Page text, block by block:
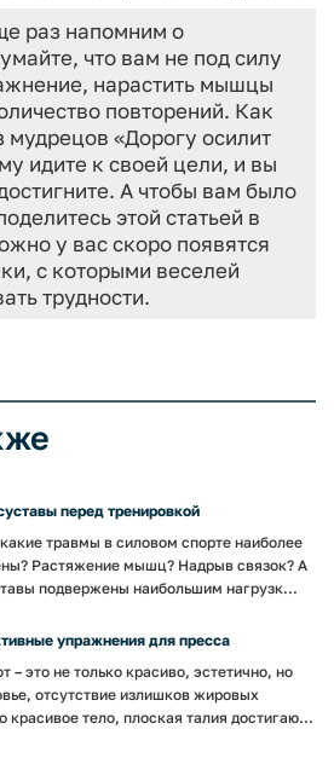
раз напомним о
что вам не под силу
нарастить мышцы
повторений. Как
мудрецов «Дорогу осилит
идите к своей цели, и вы
А чтобы вам было
этой статьей в
у вас скоро появятся
с которыми веселей
трудности.
перед тренировкой
травмы в силовом спорте наиболее
Растяжение мышц? Надрыв связок? А
подвержены наибольшим нагрузк...
упражнения для пресса
– это не только красиво, эстетично, но
отсутствие излишков жировых
красивое тело, плоская талия достигаю...